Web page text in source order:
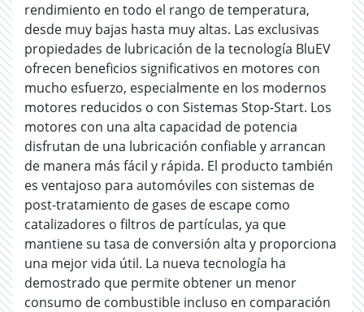
rendimiento en todo el rango de temperatura,
desde muy bajas hasta muy altas. Las exclusivas
propiedades de lubricación de la tecnología BluEV
ofrecen beneficios significativos en motores con
mucho esfuerzo, especialmente en los modernos
motores reducidos o con Sistemas Stop-Start. Los
motores con una alta capacidad de potencia
disfrutan de una lubricación confiable y arrancan
de manera más fácil y rápida. El producto también
es ventajoso para automóviles con sistemas de
post-tratamiento de gases de escape como
catalizadores o filtros de partículas, ya que
mantiene su tasa de conversión alta y proporciona
una mejor vida útil. La nueva tecnología ha
demostrado que permite obtener un menor
consumo de combustible incluso en comparación